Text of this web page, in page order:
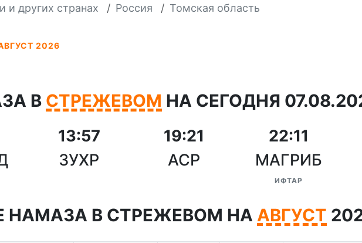
и других странах Россия Томская область
2026
В СТРЕЖЕВОМ НА СЕГОДНЯ
13:57
ЗУХР
19:21
АСР
22:11
МАГРИБ
ИФТАР
НАМАЗА В СТРЕЖЕВОМ НА АВГУСТ